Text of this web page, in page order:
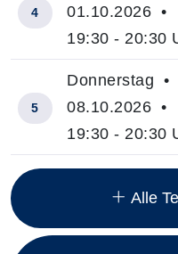
Insgesamt gibt es 12
4
01.10.2026 •
19:30 - 20:30
5
Donnerstag •
08.10.2026 •
19:30 - 20:30
Alle